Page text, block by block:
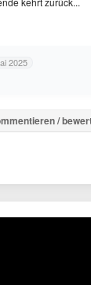
2025
/